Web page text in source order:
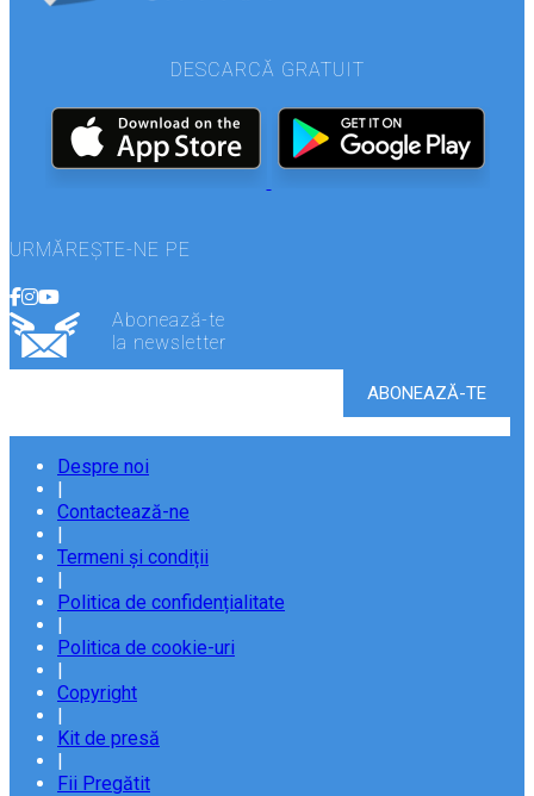
DESCARCĂ GRATUIT
URMĂREȘTE-NE PE
Abonează-te
la newsletter
Despre noi
|
Contactează-ne
|
Termeni și condiții
|
Politica de confidențialitate
|
Politica de cookie-uri
|
Copyright
|
Kit de presă
|
Fii Pregătit